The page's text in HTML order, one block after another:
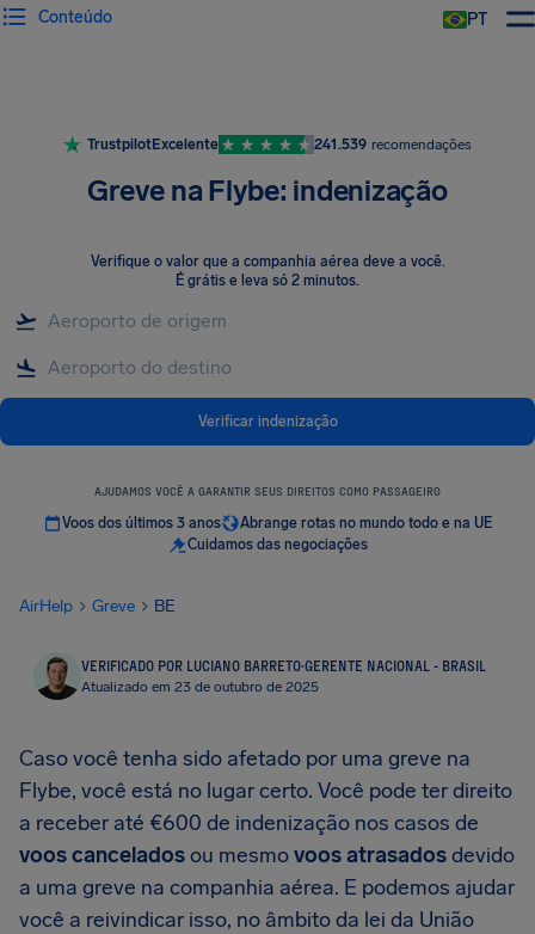
PT
Conteúdo
TrustpilotExcelente 241.539 recomendações
Greve na Flybe: indenização
Verifique o valor que a companhia aérea deve a você.
É grátis e leva só 2 minutos.
Verificar indenização
AJUDAMOS VOCÊ A GARANTIR SEUS DIREITOS COMO PASSAGEIRO
Voos dos últimos 3 anos
Abrange rotas no mundo todo e na UE
Cuidamos das negociações
AirHelp Greve BE
VERIFICADO POR LUCIANO BARRETO·GERENTE NACIONAL - BRASIL
Atualizado em 23 de outubro de 2025
Caso você tenha sido afetado por uma greve na
Flybe, você está no lugar certo. Você pode ter direito
a receber até €600 de indenização nos casos de
voos canceladosou mesmovoos atrasadosdevido
a uma greve na companhia aérea. E podemos ajudar
você a reivindicar isso, no âmbito da lei da União